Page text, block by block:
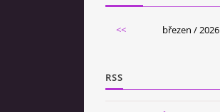
<< březen / 2026
RSS